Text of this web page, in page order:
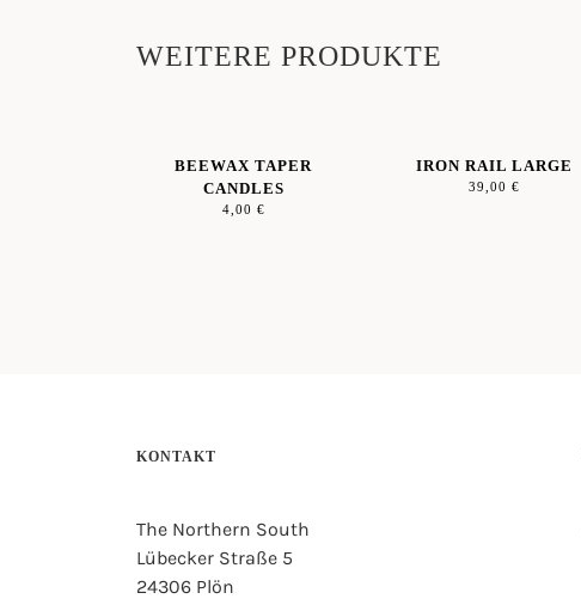
WEITERE PRODUKTE
BEEWAX TAPER
CANDLES
4,00 €
IRON RAIL LARGE
39,00 €
KONTAKT
The Northern South
Lübecker Straße 5
24306 Plön